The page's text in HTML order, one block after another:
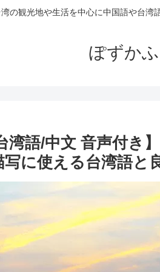
湾の観光地や生活を中心に中国語や台湾
ぽずか
湾語/中文 音声付き
写に使える台湾語と